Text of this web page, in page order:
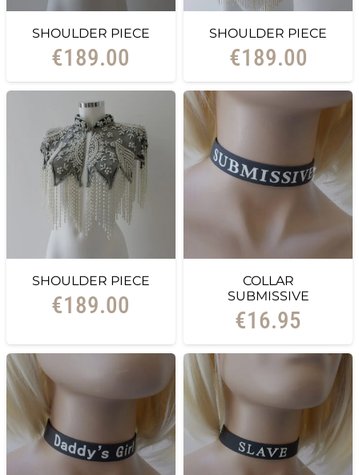
SHOULDER PIECE
€189.00
SHOULDER PIECE
€189.00
SHOULDER PIECE
€189.00
COLLAR
SUBMISSIVE
€16.95